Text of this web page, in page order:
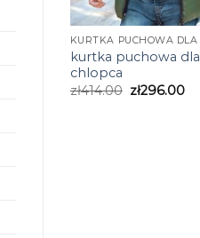
kurtka puchowa dla
chlopca
zł414.00 zł296.00